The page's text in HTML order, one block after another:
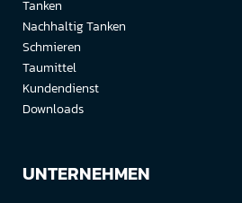
Tanken
Nachhaltig Tanken
Schmieren
Taumittel
Kundendienst
Downloads
UNTERNEHMEN